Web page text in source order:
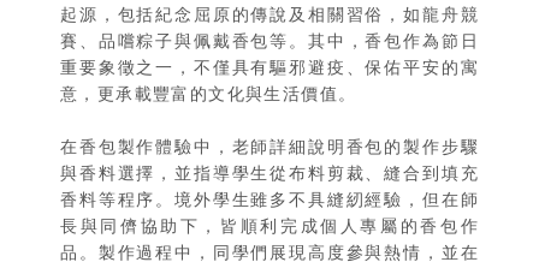
起源，包括紀念屈原的傳說及相關習俗，如龍舟競
賽、品嚐粽子與佩戴香包等。其中，香包作為節日
重要象徵之一，不僅具有驅邪避疫、保佑平安的寓
意，更承載豐富的文化與生活價值。
在香包製作體驗中，老師詳細說明香包的製作步驟
與香料選擇，並指導學生從布料剪裁、縫合到填充
香料等程序。境外學生雖多不具縫紉經驗，但在師
長與同儕協助下，皆順利完成個人專屬的香包作
品。製作過程中，同學們展現高度參與熱情，並在